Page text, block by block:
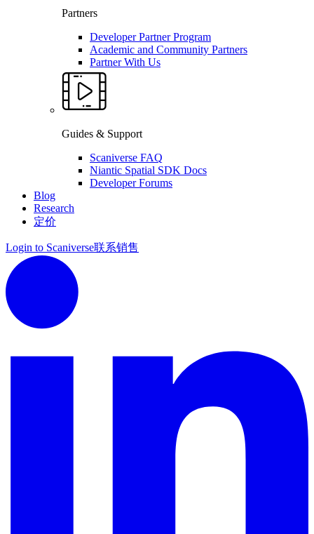
Partners
Developer Partner Program
Academic and Community Partners
Partner With Us
Guides & Support
Scaniverse FAQ
Niantic Spatial SDK Docs
Developer Forums
Blog
Research
定价
Login to Scaniverse联系销售